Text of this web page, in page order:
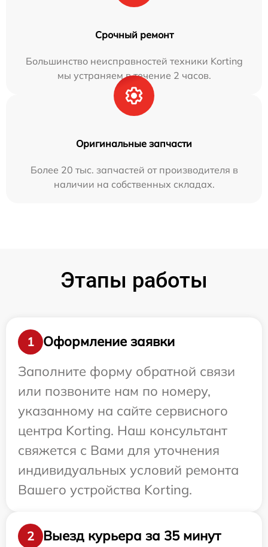
Срочный ремонт
Большинство неисправностей техники Korting
мы устраняем в течение 2 часов.
Оригинальные запчасти
Более 20 тыс. запчастей от производителя в
наличии на собственных складах.
Этапы работы
1
Оформление заявки
Заполните форму обратной связи
или позвоните нам по номеру,
указанному на сайте сервисного
центра Korting. Наш консультант
свяжется с Вами для уточнения
индивидуальных условий ремонта
Вашего устройства Korting.
2 Выезд курьера за 35 минут